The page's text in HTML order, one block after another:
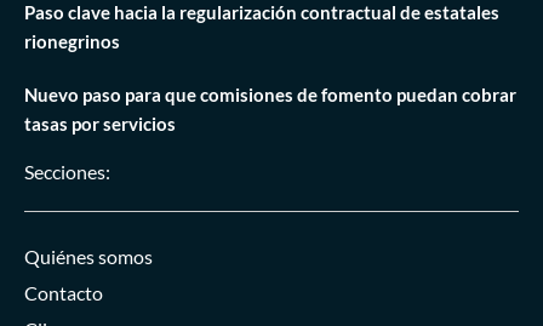
Paso clave hacia la regularización contractual de estatales
rionegrinos
Nuevo paso para que comisiones de fomento puedan cobrar
tasas por servicios
Secciones:
Quiénes somos
Contacto